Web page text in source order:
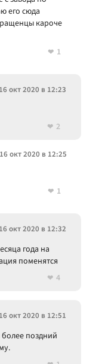
его сюда
кароче
1
16 окт 2020 в 12:23
2
16 окт 2020 в 12:25
1
16 окт 2020 в 12:32
года на
поменятся
4
16 окт 2020 в 12:51
поздний